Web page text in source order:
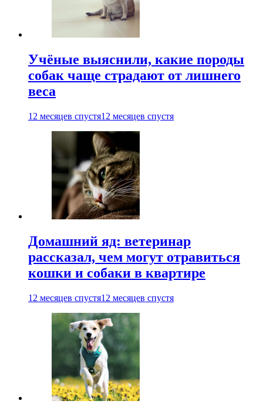
Учёные выяснили, какие породы
собак чаще страдают от лишнего
веса
12 месяцев спустя12 месяцев спустя
Домашний яд: ветеринар
рассказал, чем могут отравиться
кошки и собаки в квартире
12 месяцев спустя12 месяцев спустя